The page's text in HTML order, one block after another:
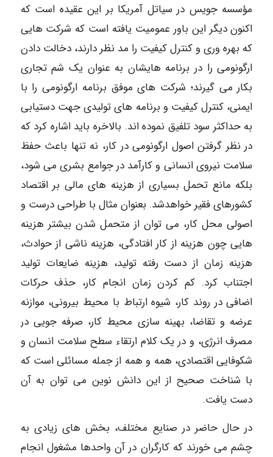
مؤسسه جویس در سیاتل آمریکا بر این عقیده است که
اکنون دیگر این باور عمومیت یافته است که شرکت هایی
که بهره وری و کنترل کیفیت را مد نظر دارند، دخالت دادن
ارگونومی را در برنامه هایشان به عنوان یک شم تجاری
بکار می گیرند؛ شرکت های موفق برنامه ارگونومی را با
ایمنی، کنترل کیفیت و برنامه های تولیدی جهت دستیابی
به حداکثر سود تلفیق نموده اند. بالاخره باید اشاره کرد که
در نظر گرفتن اصول ارگونومی در کار، نه تنها باعث حفظ
سلامت نیروی انسانی و کارآمد در جوامع بشری می شود،
بلکه مانع تحمل بسیاری از هزینه های مالی بر اقتصاد
کشورهای فقیر خواهدشد. بعنوان مثال با طراحی درست و
اصولی محل کار، می توان از متحمل شدن بیشتر هزینه
هایی چون هزینه از کار افتادگی، هزینه ناشی از حوادث،
هزینه زمان از دست رفته تولید، هزینه ضایعات تولید
اجتناب کرد. کم کردن زمان انجام کار، حذف حرکات
اضافی در روند کار، شیوه ارتباط با محیط بیرونی، موازنه
عرضه و تقاضا، بهینه سازی محیط کار، صرفه جویی در
مصرف انرژی، و در یک کلام ارتقاء سطح سلامت انسان و
شکوفایی اقتصادی، همه و همه از جمله مسائلی است که
با شناخت صحیح از این دانش نوین می توان به آن
دست یافت.
در حال حاضر در صنایع مختلف، بخش های زیادی به
چشم می خورند که کارگران در آن واحدها مشغول انجام